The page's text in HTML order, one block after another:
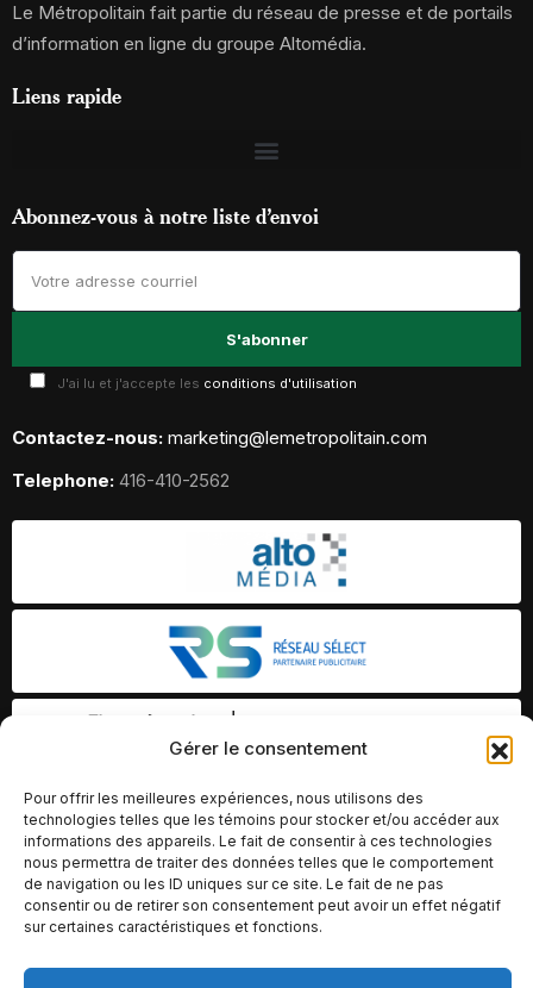
Gérer le consentement
Pour offrir les meilleures expériences, nous utilisons des
technologies telles que les témoins pour stocker et/ou accéder aux
informations des appareils. Le fait de consentir à ces technologies
nous permettra de traiter des données telles que le comportement
de navigation ou les ID uniques sur ce site. Le fait de ne pas
consentir ou de retirer son consentement peut avoir un effet négatif
sur certaines caractéristiques et fonctions.
Le Métropolitain fait partie du réseau de presse et de portails
d’information en ligne du groupe Altomédia.
Liens rapide
Abonnez-vous à notre liste d’envoi
J'ai lu et j'accepte les conditions d'utilisation
Contactez-nous: marketing@lemetropolitain.com
Telephone: 416-410-2562